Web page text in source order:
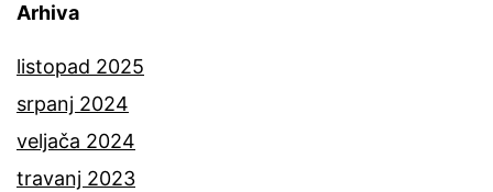
Arhiva
listopad 2025
srpanj 2024
veljača 2024
travanj 2023